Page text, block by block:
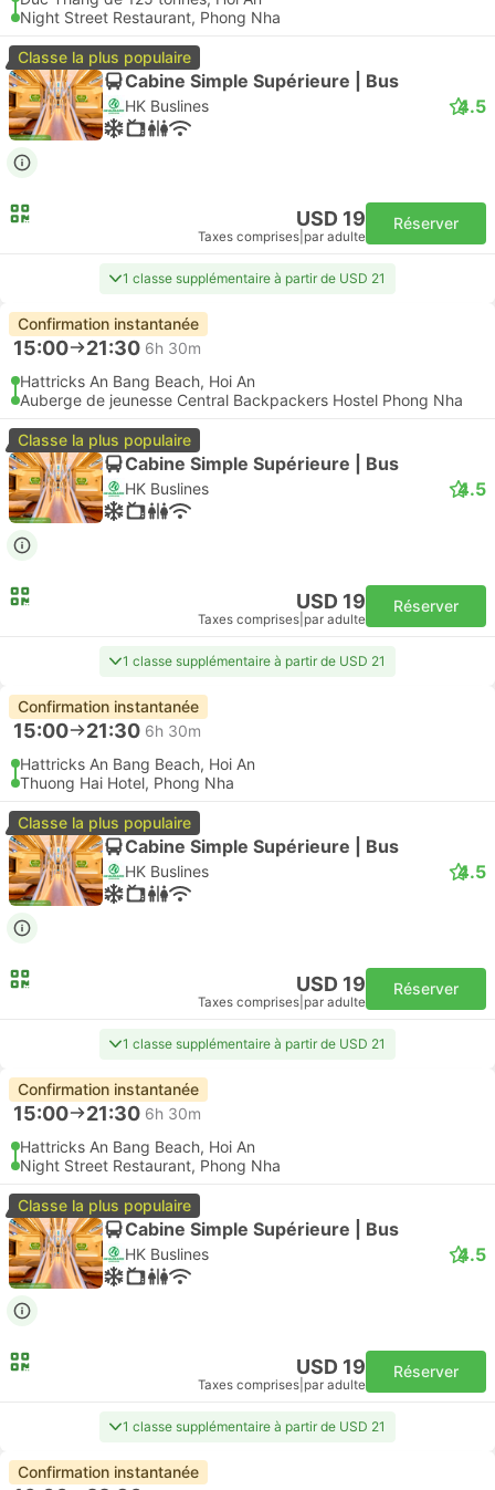
Night Street Restaurant, Phong Nha
Classe la plus populaire
Cabine Simple Supérieure | Bus
HK Buslines 4.5
USD 19
Taxes comprises par adulte
Réserver
1 classe supplémentaire à partir de USD 21
Confirmation instantanée
15:00 21:30 6h 30m
Hattricks An Bang Beach, Hoi An
Auberge de jeunesse Central Backpackers Hostel Phong Nha
Classe la plus populaire
Cabine Simple Supérieure | Bus
HK Buslines 4.5
USD 19
Taxes comprises par adulte
Réserver
1 classe supplémentaire à partir de USD 21
Confirmation instantanée
15:00 21:30 6h 30m
Hattricks An Bang Beach, Hoi An
Thuong Hai Hotel, Phong Nha
Classe la plus populaire
Cabine Simple Supérieure | Bus
HK Buslines 4.5
USD 19
Taxes comprises par adulte
Réserver
1 classe supplémentaire à partir de USD 21
Confirmation instantanée
15:00 21:30 6h 30m
Hattricks An Bang Beach, Hoi An
Night Street Restaurant, Phong Nha
Classe la plus populaire
Cabine Simple Supérieure | Bus
HK Buslines 4.5
USD 19
Taxes comprises par adulte
Réserver
1 classe supplémentaire à partir de USD 21
Confirmation instantanée